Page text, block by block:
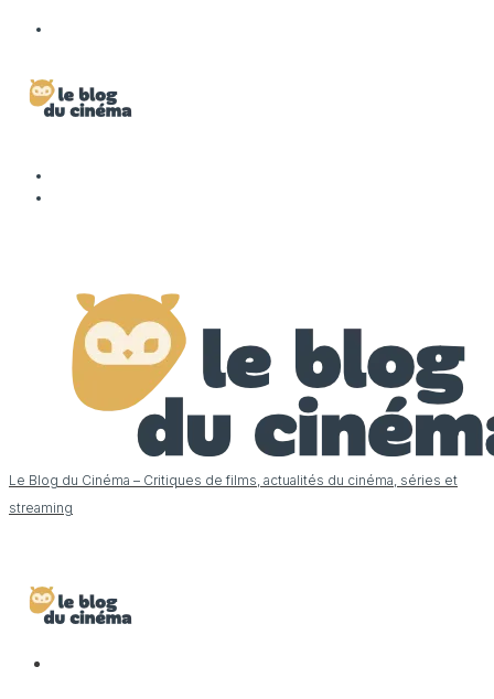
Le Blog du Cinéma – Critiques de films, actualités du cinéma, séries et
streaming